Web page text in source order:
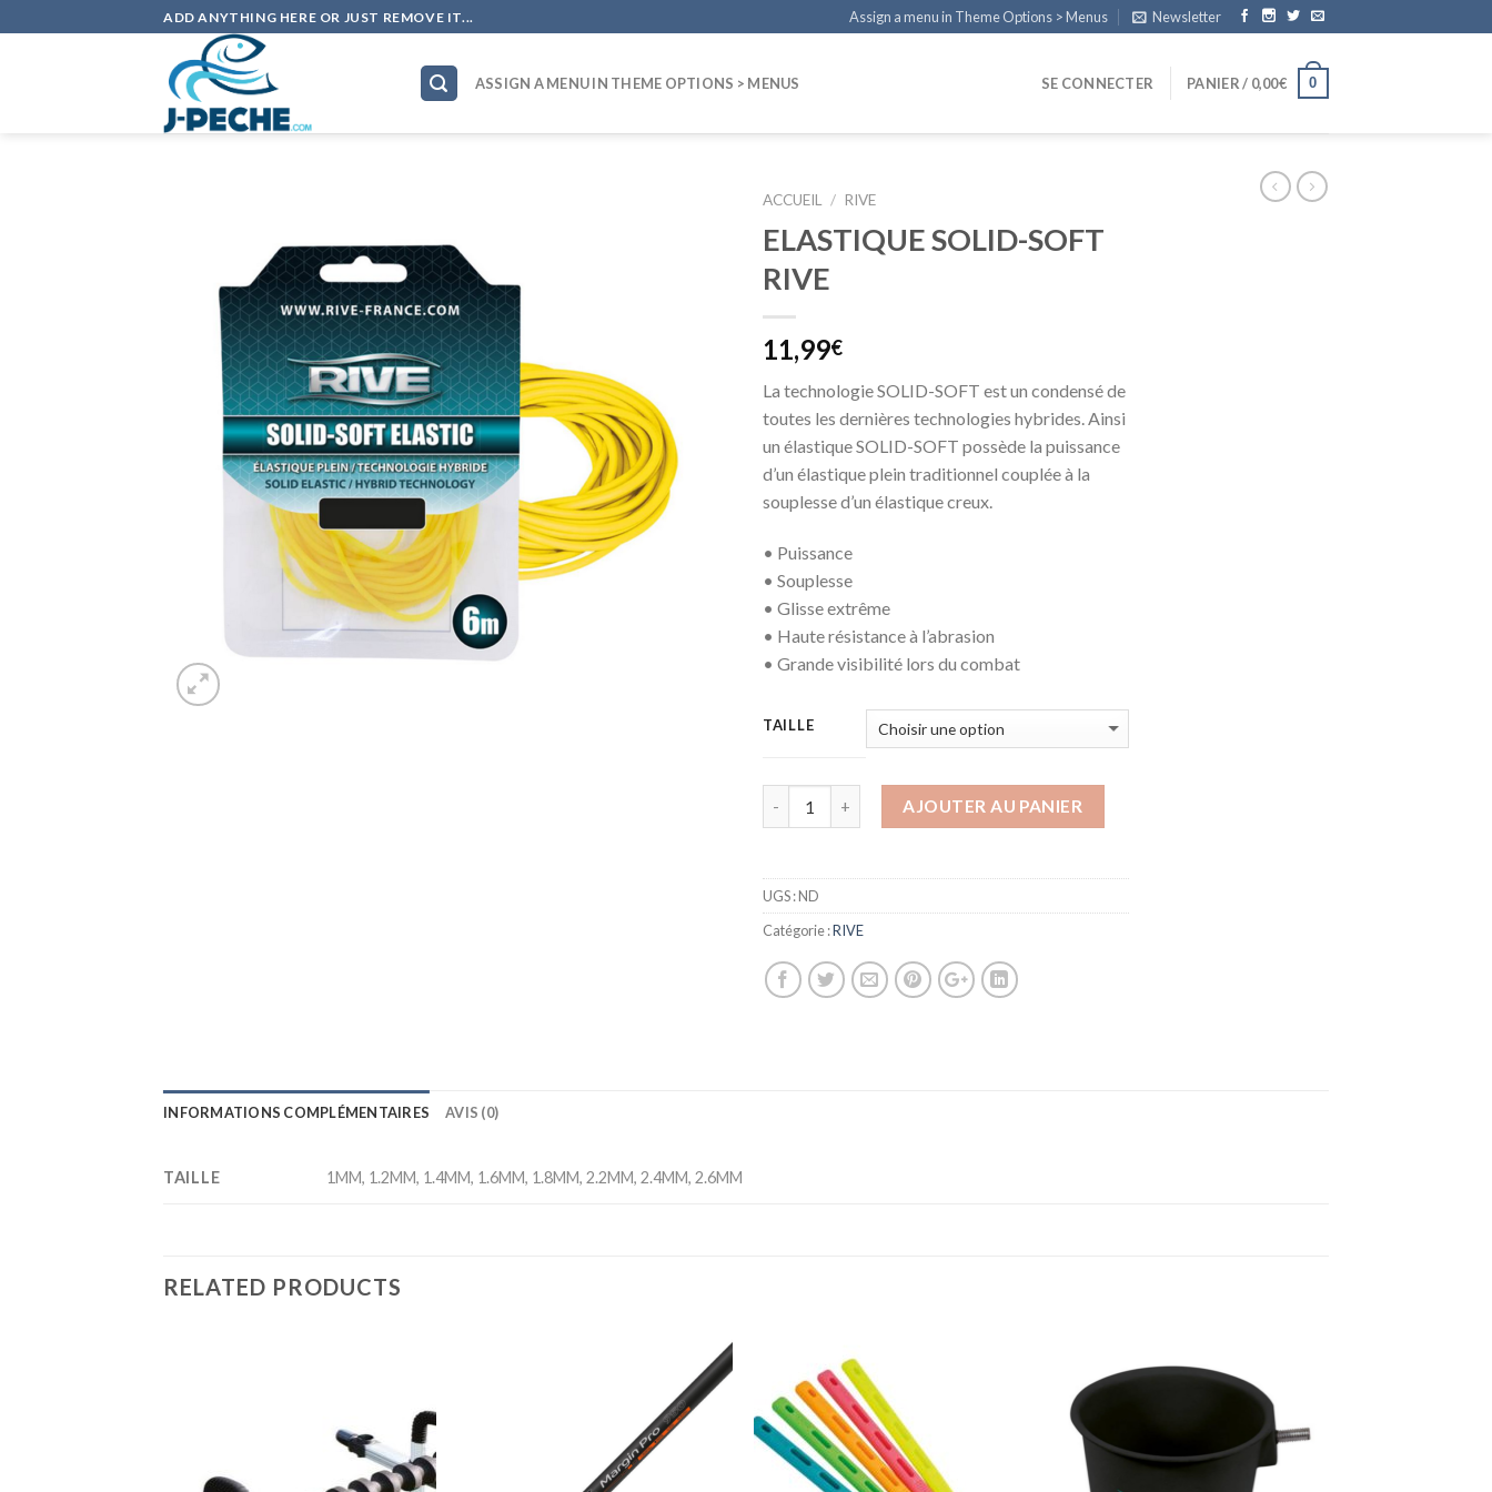
to
ADD ANYTHING HERE OR JUST REMOVE IT... Assign a menu in Theme Options > Menus Newsletter
ASSIGN A MENU IN THEME OPTIONS > MENUS SE CONNECTER PANIER / 0,00€ 0
ACCUEIL / RIVE
ELASTIQUE SOLID-SOFT
RIVE
11,99€
La technologie SOLID-SOFT est un condensé de
toutes les dernières technologies hybrides. Ainsi
un élastique SOLID-SOFT possède la puissance
d’un élastique plein traditionnel couplée à la
souplesse d’un élastique creux.
• Puissance
• Souplesse
• Glisse extrême
• Haute résistance à l’abrasion
• Grande visibilité lors du combat
TAILLE
AJOUTER AU PANIER
UGS :ND
Catégorie :RIVE
INFORMATIONS COMPLÉMENTAIRES AVIS (0)
TAILLE 1MM, 1.2MM, 1.4MM, 1.6MM, 1.8MM, 2.2MM, 2.4MM, 2.6MM
RELATED PRODUCTS